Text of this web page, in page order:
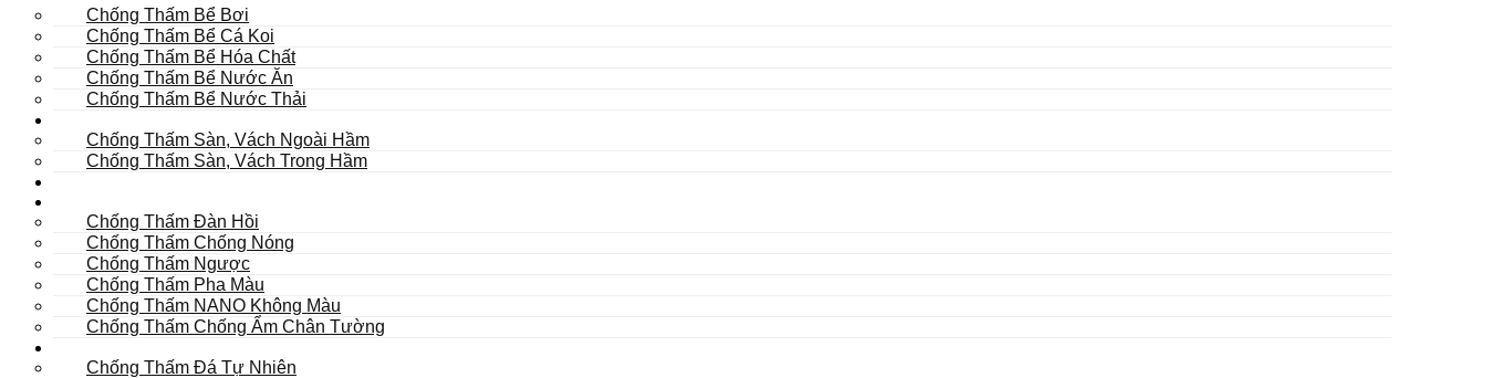
Chống Thấm Bể Bơi
Chống Thấm Bể Cá Koi
Chống Thấm Bể Hóa Chất
Chống Thấm Bể Nước Ăn
Chống Thấm Bể Nước Thải
Chống Thấm Sàn, Vách Ngoài Hầm
Chống Thấm Sàn, Vách Trong Hầm
Chống Thấm Đàn Hồi
Chống Thấm Chống Nóng
Chống Thấm Ngược
Chống Thấm Pha Màu
Chống Thấm NANO Không Màu
Chống Thấm Chống Ẩm Chân Tường
Chống Thấm Đá Tự Nhiên